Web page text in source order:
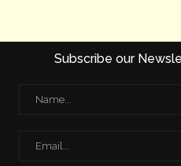
Subscribe our